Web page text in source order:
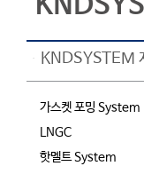
KNDSYSTEM
가스켓 포밍 System
LNGC
핫멜트 System